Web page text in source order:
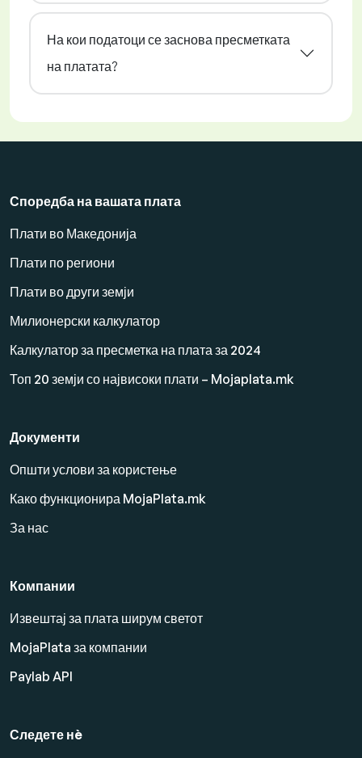
На кои податоци се заснова пресметката
на платата?
Споредба на вашата плата
Плати во Македонија
Плати по региони
Плати во други земји
Милионерски калкулатор
Калкулатор за пресметка на плата за 2024
Топ 20 земји со највисоки плати – Mojaplata.mk
Документи
Општи услови за користење
Како функционира MojaPlata.mk
За нас
Компании
Извештај за плата ширум светот
MojaPlata за компании
Paylab API
Следете нè